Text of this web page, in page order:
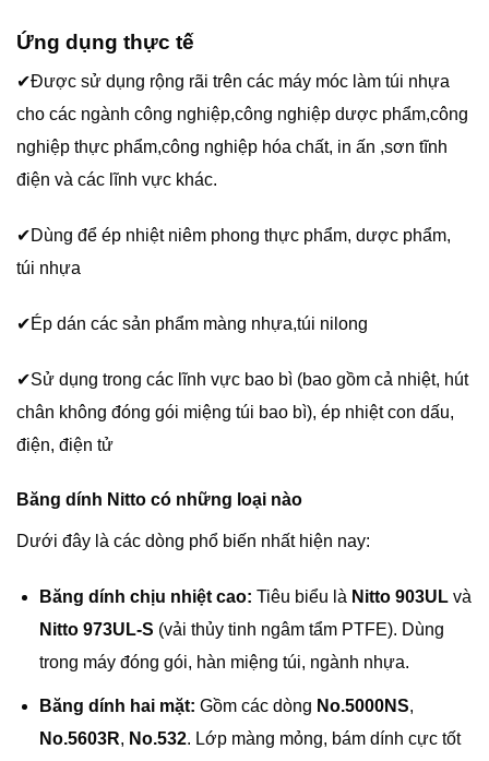
Ứng dụng thực tế
✔Được sử dụng rộng rãi trên các máy móc làm túi nhựa
cho các ngành công nghiệp,công nghiệp dược phẩm,công
nghiệp thực phẩm,công nghiệp hóa chất, in ấn ,sơn tĩnh
điện và các lĩnh vực khác.
✔Dùng để ép nhiệt niêm phong thực phẩm, dược phẩm,
túi nhựa
✔Ép dán các sản phẩm màng nhựa,túi nilong
✔Sử dụng trong các lĩnh vực bao bì (bao gồm cả nhiệt, hút
chân không đóng gói miệng túi bao bì), ép nhiệt con dấu,
điện, điện tử
Băng dính Nitto có những loại nào
Dưới đây là các dòng phổ biến nhất hiện nay:
Băng dính chịu nhiệt cao: Tiêu biểu là Nitto 903ULvà
Nitto 973UL-S (vải thủy tinh ngâm tẩm PTFE). Dùng
trong máy đóng gói, hàn miệng túi, ngành nhựa.
Băng dính hai mặt: Gồm các dòng No.5000NS,
No.5603R, No.532. Lớp màng mỏng, bám dính cực tốt